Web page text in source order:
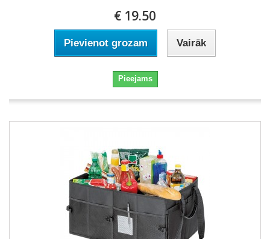
€ 19.50
Pievienot grozam Vairāk
Pieejams